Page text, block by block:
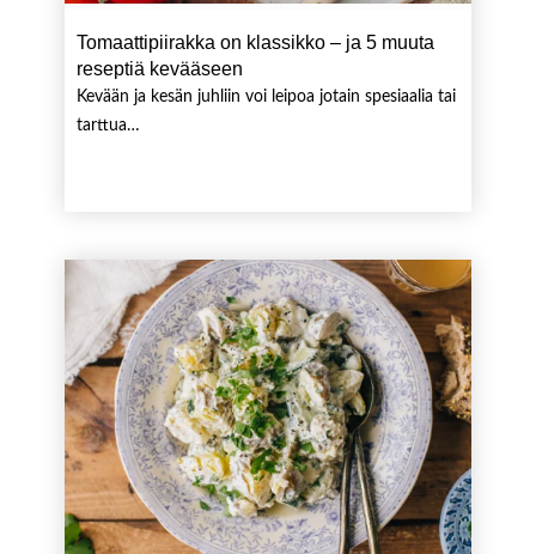
Tomaattipiirakka on klassikko – ja 5 muuta
reseptiä kevääseen
Kevään ja kesän juhliin voi leipoa jotain spesiaalia tai
tarttua…